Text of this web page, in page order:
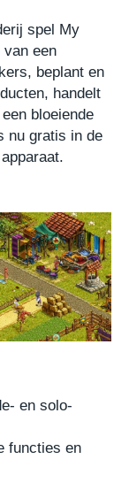
spel My
van een
beplant en
handelt
bloeiende
nu gratis in de
en solo-
functies en